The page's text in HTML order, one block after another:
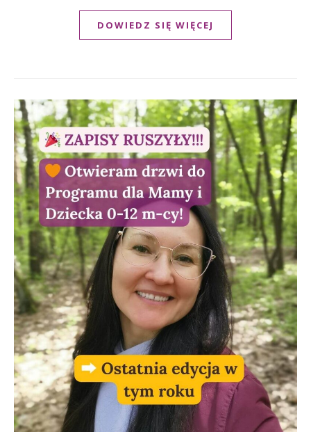
DOWIEDZ SIĘ WIĘCEJ